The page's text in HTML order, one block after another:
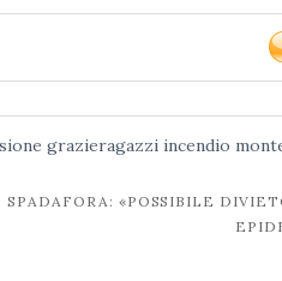
grazieragazzi incendio
«POSSIBILE